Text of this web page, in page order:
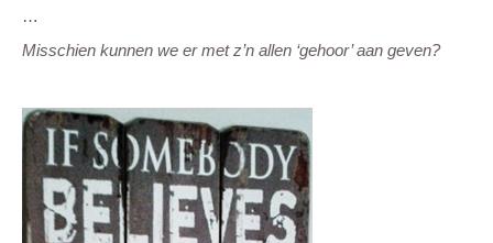
…
Misschien kunnen we er met z’n allen ‘gehoor’ aan geven?